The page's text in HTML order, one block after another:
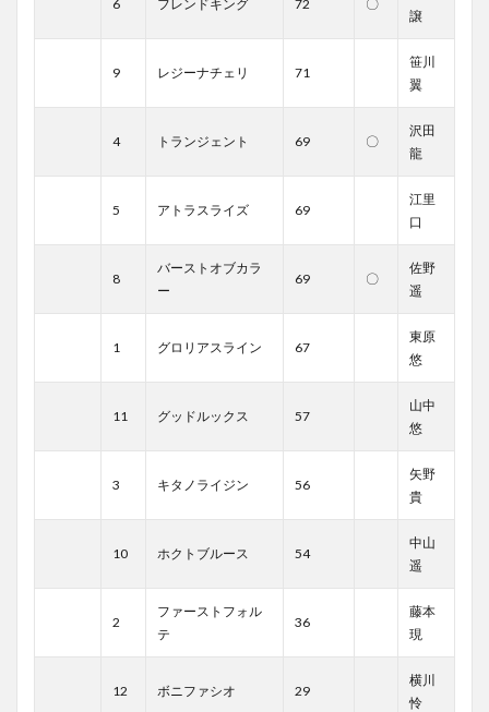
6 フレンドキング 72 〇
譲
9 レジーナチェリ 71
笹川
翼
4 トランジェント 69 〇
沢田
龍
5 アトラスライズ 69
江里
口
8
バーストオブカラ
ー
69 〇
佐野
遥
1 グロリアスライン 67
東原
悠
11 グッドルックス 57
山中
悠
3 キタノライジン 56
矢野
貴
10 ホクトブルース 54
中山
遥
2
ファーストフォル
テ
36
藤本
現
12 ボニファシオ 29
横川
怜